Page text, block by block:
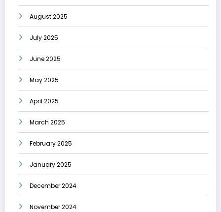
August 2025
July 2025
June 2025
May 2025
April 2025
March 2025
February 2025
January 2025
December 2024
November 2024